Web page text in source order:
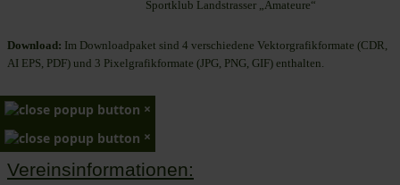
Sportklub Landstrasser „Amateure“
Download: Im Downloadpaket sind 4 verschiedene Vektorgrafikformate (CDR,
AI EPS, PDF) und 3 Pixelgrafikformate (JPG, PNG, GIF) enthalten.
×
×
Vereinsinformationen: